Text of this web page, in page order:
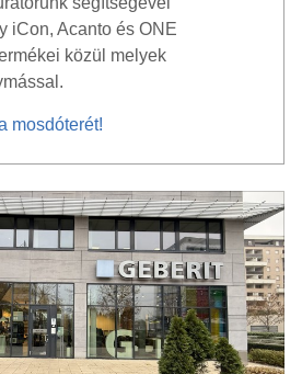
iCon, Acanto és ONE
közül melyek
mosdóterét!